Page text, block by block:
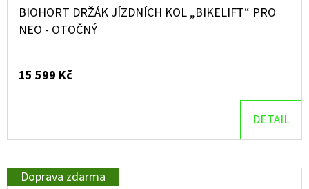
BIOHORT DRŽÁK JÍZDNÍCH KOL „BIKELIFT“ PRO
NEO - OTOČNÝ
15 599 Kč
DETAIL
Doprava zdarma